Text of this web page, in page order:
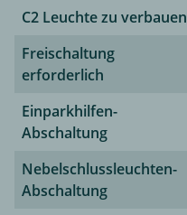
C2 Leuchte zu verbauen
Freischaltung
erforderlich
Einparkhilfen-
Abschaltung
Nebelschlussleuchten-
Abschaltung